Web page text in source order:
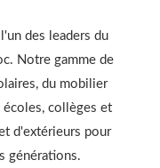
des leaders du
Notre gamme de
du mobilier
écoles, collèges et
d'extérieurs pour
générations.